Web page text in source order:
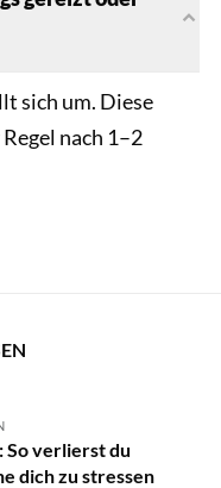
sich um. Diese
nach 1–2
So verlierst du
dich zu stressen